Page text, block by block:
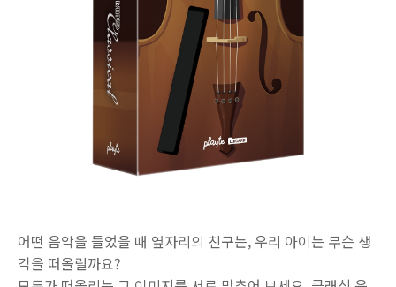
어떤 음악을 들었을 때 옆자리의 친구는, 우리 아이는 무슨 생
각을 떠올릴까요?